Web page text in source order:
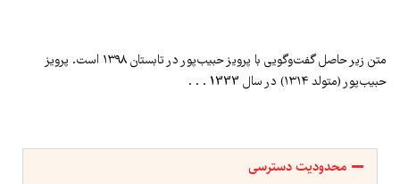
متن زیر حاصل گفت‌وگویی با پرویز حبیب‌پور در تابستان ۱۳۹۸ است. پرویز
حبیب‌پور (متولد ۱۳۱۴) در سال 1333 . . .
محدودیت دسترسی